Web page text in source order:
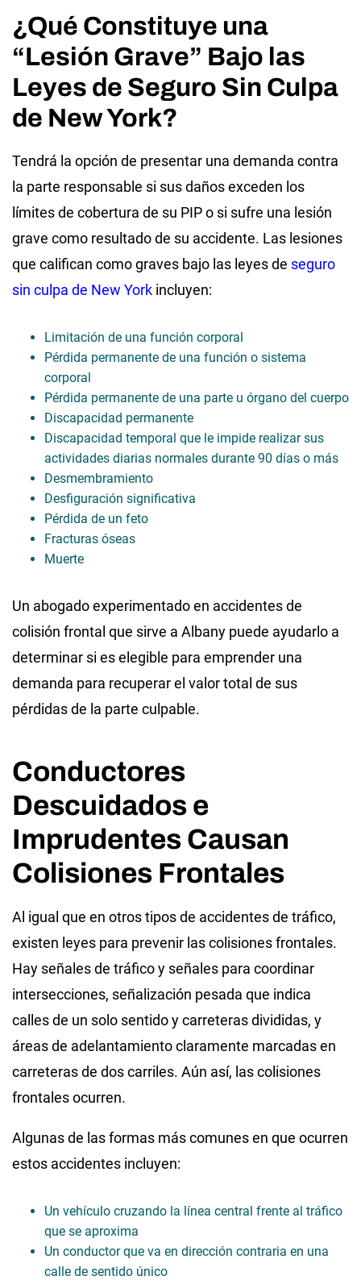
¿Qué Constituye una
“Lesión Grave” Bajo las
Leyes de Seguro Sin Culpa
de New York?
Tendrá la opción de presentar una demanda contra
la parte responsable si sus daños exceden los
límites de cobertura de su PIP o si sufre una lesión
grave como resultado de su accidente. Las lesiones
que califican como graves bajo las leyes de seguro
sin culpa de New York incluyen:
Limitación de una función corporal
Pérdida permanente de una función o sistema
corporal
Pérdida permanente de una parte u órgano del cuerpo
Discapacidad permanente
Discapacidad temporal que le impide realizar sus
actividades diarias normales durante 90 días o más
Desmembramiento
Desfiguración significativa
Pérdida de un feto
Fracturas óseas
Muerte
Un abogado experimentado en accidentes de
colisión frontal que sirve a Albany puede ayudarlo a
determinar si es elegible para emprender una
demanda para recuperar el valor total de sus
pérdidas de la parte culpable.
Conductores
Descuidados e
Imprudentes Causan
Colisiones Frontales
Al igual que en otros tipos de accidentes de tráfico,
existen leyes para prevenir las colisiones frontales.
Hay señales de tráfico y señales para coordinar
intersecciones, señalización pesada que indica
calles de un solo sentido y carreteras divididas, y
áreas de adelantamiento claramente marcadas en
carreteras de dos carriles. Aún así, las colisiones
frontales ocurren.
Algunas de las formas más comunes en que ocurren
estos accidentes incluyen:
Un vehículo cruzando la línea central frente al tráfico
que se aproxima
Un conductor que va en dirección contraria en una
calle de sentido único